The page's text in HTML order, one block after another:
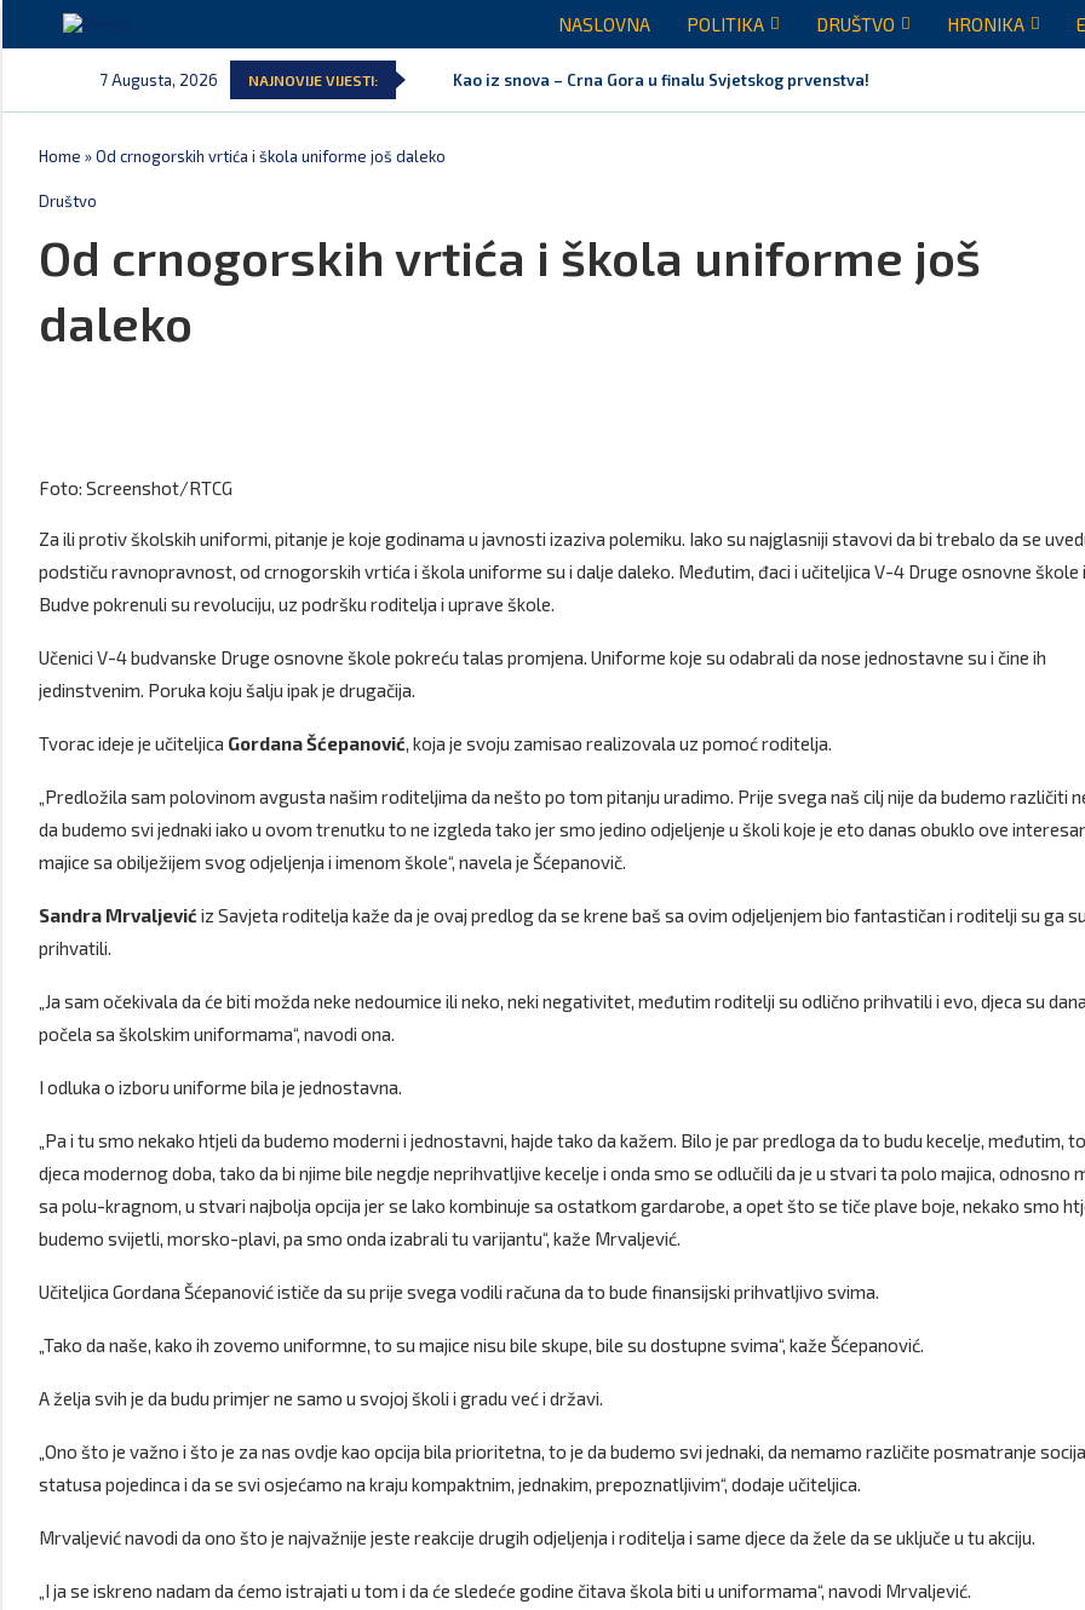
NASLOVNA POLITIKA DRUŠTVO HRONIKA
7 Augusta, 2026 NAJNOVIJE VIJESTI: Kao iz snova – Crna Gora u finalu Svjetskog prvenstva!
Home »Od crnogorskih vrtića i škola uniforme još daleko
Društvo
Od crnogorskih vrtića i škola uniforme još
daleko
Foto: Screenshot/RTCG
Za ili protiv školskih uniformi, pitanje je koje godinama u javnosti izaziva polemiku. Iako su najglasniji stavovi da bi trebalo da se
podstiču ravnopravnost, od crnogorskih vrtića i škola uniforme su i dalje daleko. Međutim, đaci i učiteljica V-4 Druge osnovne škole
Budve pokrenuli su revoluciju, uz podršku roditelja i uprave škole.
Učenici V-4 budvanske Druge osnovne škole pokreću talas promjena. Uniforme koje su odabrali da nose jednostavne su i čine ih
jedinstvenim. Poruka koju šalju ipak je drugačija.
Tvorac ideje je učiteljica Gordana Šćepanović, koja je svoju zamisao realizovala uz pomoć roditelja.
„Predložila sam polovinom avgusta našim roditeljima da nešto po tom pitanju uradimo. Prije svega naš cilj nije da budemo različiti
da budemo svi jednaki iako u ovom trenutku to ne izgleda tako jer smo jedino odjeljenje u školi koje je eto danas obuklo ove
majice sa obilježijem svog odjeljenja i imenom škole“, navela je Šćepanovič.
Sandra Mrvaljević iz Savjeta roditelja kaže da je ovaj predlog da se krene baš sa ovim odjeljenjem bio fantastičan i roditelji su ga
prihvatili.
„Ja sam očekivala da će biti možda neke nedoumice ili neko, neki negativitet, međutim roditelji su odlično prihvatili i evo, djeca su
počela sa školskim uniformama“, navodi ona.
I odluka o izboru uniforme bila je jednostavna.
„Pa i tu smo nekako htjeli da budemo moderni i jednostavni, hajde tako da kažem. Bilo je par predloga da to budu kecelje, međutim,
djeca modernog doba, tako da bi njime bile negdje neprihvatljive kecelje i onda smo se odlučili da je u stvari ta polo majica, odnosno
sa polu-kragnom, u stvari najbolja opcija jer se lako kombinuje sa ostatkom gardarobe, a opet što se tiče plave boje, nekako smo
budemo svijetli, morsko-plavi, pa smo onda izabrali tu varijantu“, kaže Mrvaljević.
Učiteljica Gordana Šćepanović ističe da su prije svega vodili računa da to bude finansijski prihvatljivo svima.
„Tako da naše, kako ih zovemo uniformne, to su majice nisu bile skupe, bile su dostupne svima“, kaže Šćepanović.
A želja svih je da budu primjer ne samo u svojoj školi i gradu već i državi.
„Ono što je važno i što je za nas ovdje kao opcija bila prioritetna, to je da budemo svi jednaki, da nemamo različite posmatranje
statusa pojedinca i da se svi osjećamo na kraju kompaktnim, jednakim, prepoznatljivim“, dodaje učiteljica.
Mrvaljević navodi da ono što je najvažnije jeste reakcije drugih odjeljenja i roditelja i same djece da žele da se uključe u tu akciju.
„I ja se iskreno nadam da ćemo istrajati u tom i da će sledeće godine čitava škola biti u uniformama“, navodi Mrvaljević.